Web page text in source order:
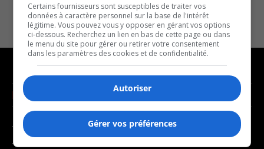
NOUVELLES
- Affaires municipales
- Communauté / Social
MUSIQUE
- Décompte franco
Certains fournisseurs sont susceptibles de traiter vos
données à caractère personnel sur la base de l'intérêt
légitime. Vous pouvez vous y opposer en gérant vos options
ci-dessous. Recherchez un lien en bas de cette page ou dans
le menu du site pour gérer ou retirer votre consentement
dans les paramètres des cookies et de confidentialité.
Autoriser
Gérer vos préférences